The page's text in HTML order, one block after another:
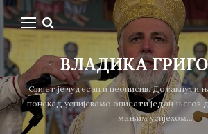
ВЛАДИКА
Свијет је чудесан и неописив.
понекад успијевамо описати један његов
мањим успјехом...